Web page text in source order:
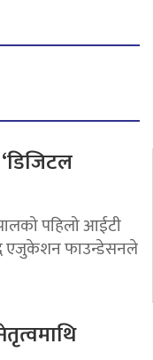
पहिलो आईटी
एजुकेशन फाउन्डेसनले